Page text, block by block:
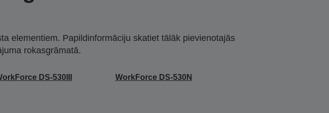
elementiem. Papildinformāciju skatiet tālāk pievienotajās
rokasgrāmatā.
DS-530III WorkForce DS-530N